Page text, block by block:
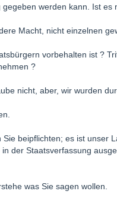
werden kann. Ist es
Macht, nicht einzelnen
vorbehalten ist ?
?
nicht, aber, wir wurden
Sie beipflichten; es ist unser
der Staatsverfassung
was Sie sagen wollen.